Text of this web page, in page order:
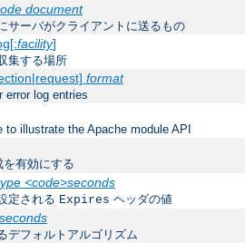
document
サーバがクライアントに送るもの
facility]
集する場所
format
error log entries
to illustrate the Apache module API
有効にする
<code>seconds
定される Expires ヘッダの値
デフォルトアルゴリズム